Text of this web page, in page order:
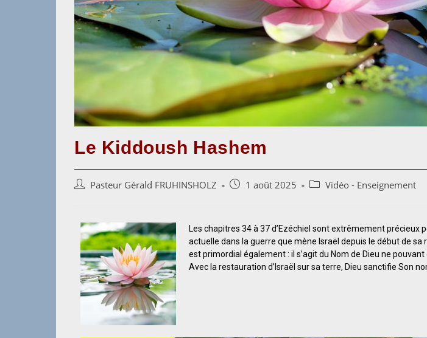
Le Kiddoush Hashem
Pasteur Gérald FRUHINSHOLZ 1 août 2025 Vidéo - Enseignement
Les chapitres 34 à 37 d’Ezéchiel sont extrêmement précieux
actuelle dans la guerre que mène Israël depuis le début de sa
est primordial également : il s’agit du Nom de Dieu ne pouvant
Avec la restauration d’Israël sur sa terre, Dieu sanctifie Son